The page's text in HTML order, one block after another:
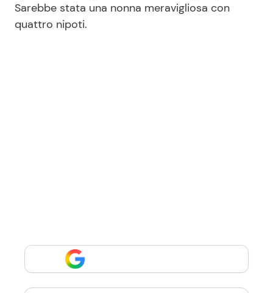
Sarebbe stata una nonna meravigliosa con
quattro nipoti.